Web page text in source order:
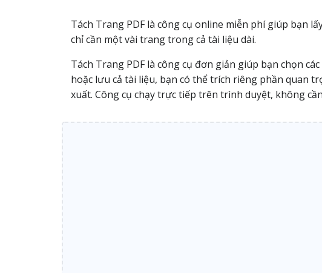
Tách Trang PDF là công cụ online miễn phí giúp bạn
chỉ cần một vài trang trong cả tài liệu dài.
Tách Trang PDF là công cụ đơn giản giúp bạn chọn
hoặc lưu cả tài liệu, bạn có thể trích riêng phần quan
xuất. Công cụ chạy trực tiếp trên trình duyệt, không